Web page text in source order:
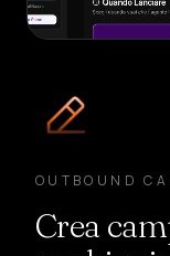
OUTBOUND
Crea